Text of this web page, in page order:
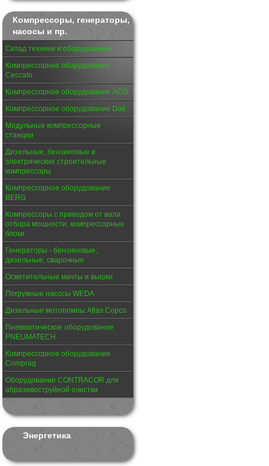
Компрессоры, генераторы,
насосы и пр.
Склад техники и оборудования
Компрессорное оборудование
Ceccato
Компрессорное оборудование АСО
Компрессорное оборудование Dali
Модульные компрессорные
станции
Дизельные, бензиновые и
электрические строительные
компрессоры
Компрессорное оборудование
BERG
Компрессоры с приводом от вала
отбора мощности, компрессорные
блоки
Генераторы - бензиновые,
дизельные, сварочные
Осветительные мачты и вышки
Погружные насосы WEDA
Дизельные мотопомпы Atlas Copco
Пневматическое оборудование
PNEUMATECH
Компрессорное оборудование
Comprag
Оборудование CONTRACOR для
абразивоструйной очистки
Энергетика